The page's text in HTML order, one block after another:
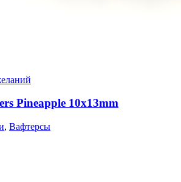
Pineapple 10x13mm
, Вафтерсы